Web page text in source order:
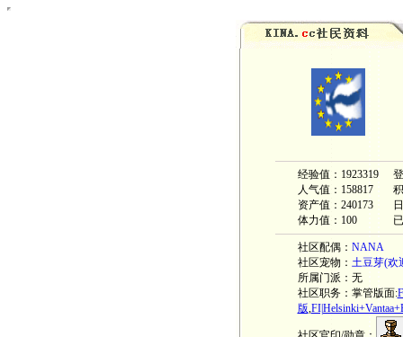
经验值：1923319
人气值：158817
资产值：240173
体力值：100
社区配偶： NANA
社区宠物： 土豆芽(欢
所属门派：无
社区职务：掌管版面:
版,